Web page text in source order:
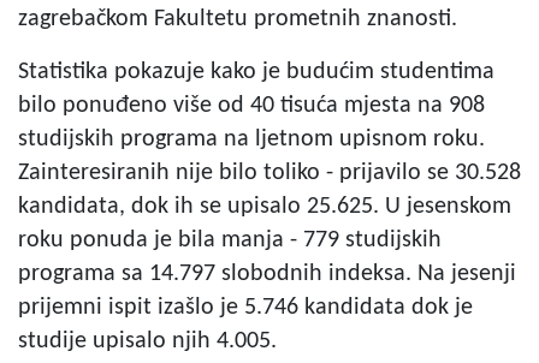
zagrebačkom Fakultetu prometnih znanosti.
Statistika pokazuje kako je budućim studentima
bilo ponuđeno više od 40 tisuća mjesta na 908
studijskih programa na ljetnom upisnom roku.
Zainteresiranih nije bilo toliko - prijavilo se 30.528
kandidata, dok ih se upisalo 25.625. U jesenskom
roku ponuda je bila manja - 779 studijskih
programa sa 14.797 slobodnih indeksa. Na jesenji
prijemni ispit izašlo je 5.746 kandidata dok je
studije upisalo njih 4.005.